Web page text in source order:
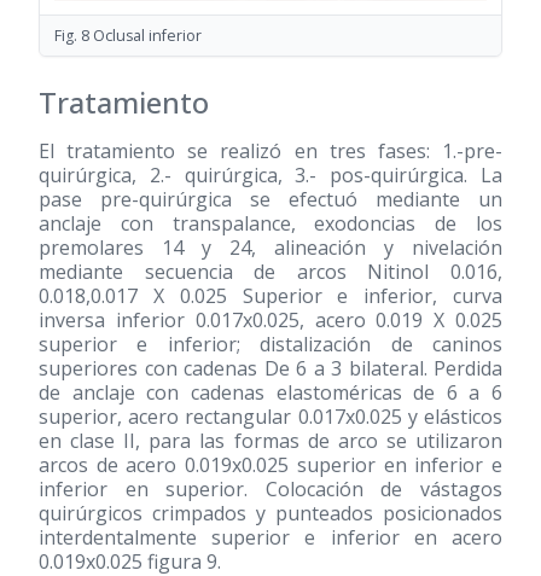
Fig. 8 Oclusal inferior
Tratamiento
El tratamiento se realizó en tres fases: 1.-pre-
quirúrgica, 2.- quirúrgica, 3.- pos-quirúrgica. La
pase pre-quirúrgica se efectuó mediante un
anclaje con transpalance, exodoncias de los
premolares 14 y 24, alineación y nivelación
mediante secuencia de arcos Nitinol 0.016,
0.018,0.017 X 0.025 Superior e inferior, curva
inversa inferior 0.017x0.025, acero 0.019 X 0.025
superior e inferior; distalización de caninos
superiores con cadenas De 6 a 3 bilateral. Perdida
de anclaje con cadenas elastoméricas de 6 a 6
superior, acero rectangular 0.017x0.025 y elásticos
en clase II, para las formas de arco se utilizaron
arcos de acero 0.019x0.025 superior en inferior e
inferior en superior. Colocación de vástagos
quirúrgicos crimpados y punteados posicionados
interdentalmente superior e inferior en acero
0.019x0.025 figura 9.